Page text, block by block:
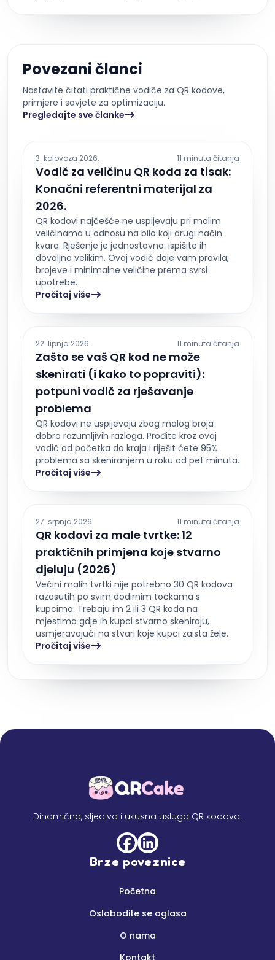
Povezani članci
Nastavite čitati praktične vodiče za QR kodove,
primjere i savjete za optimizaciju.
Pregledajte sve članke
3. kolovoza 2026. 11 minuta čitanja
Vodič za veličinu QR koda za tisak:
Konačni referentni materijal za
2026.
QR kodovi najčešće ne uspijevaju pri malim
veličinama u odnosu na bilo koji drugi način
kvara. Rješenje je jednostavno: ispišite ih
dovoljno velikim. Ovaj vodič daje vam pravila,
brojeve i minimalne veličine prema svrsi
upotrebe.
Pročitaj više
22. lipnja 2026. 11 minuta čitanja
Zašto se vaš QR kod ne može
skenirati (i kako to popraviti):
potpuni vodič za rješavanje
problema
QR kodovi ne uspijevaju zbog malog broja
dobro razumljivih razloga. Prođite kroz ovaj
vodič od početka do kraja i riješit ćete 95%
problema sa skeniranjem u roku od pet minuta.
Pročitaj više
27. srpnja 2026. 11 minuta čitanja
QR kodovi za male tvrtke: 12
praktičnih primjena koje stvarno
djeluju (2026)
Većini malih tvrtki nije potrebno 30 QR kodova
razasutih po svim dodirnim točkama s
kupcima. Trebaju im 2 ili 3 QR koda na
mjestima gdje ih kupci stvarno skeniraju,
usmjeravajući na stvari koje kupci zaista žele.
Pročitaj više
Dinamična, sljediva i ukusna usluga QR kodova.
Brze poveznice
Početna
Oslobodite se oglasa
O nama
Kontakt